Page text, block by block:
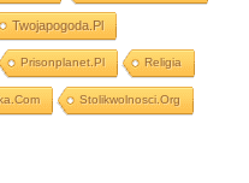
Twojapogoda.pl
Prisonplanet.pl Religia
Stolikwolnosci.org